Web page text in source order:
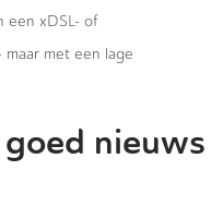
een xDSL- of
met een lage
nieuws